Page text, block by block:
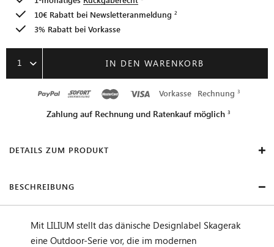
10€ Rabatt bei Newsletteranmeldung
3% Rabatt bei Vorkasse
1 IN DEN WARENKORB
Vorkasse Rechnung
Zahlung auf Rechnung und Ratenkauf möglich
DETAILS ZUM PRODUKT
BESCHREIBUNG
Mit LILIUM stellt das dänische Designlabel Skagerak
eine Outdoor-Serie vor, die im modernen